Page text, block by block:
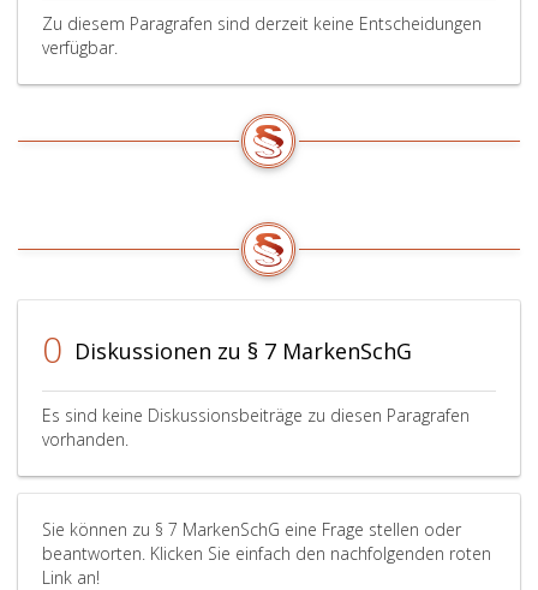
Marken
5,)
zur
Kennzeichnung
Waren
oder
Dienstleistungen
benutzt
(Paragraph
Zu diesem Paragrafen sind derzeit keine Entscheidungen
verfügbar.
0 Diskussionen zu § 7 MarkenSchG
Es sind keine Diskussionsbeiträge zu diesen Paragrafen
vorhanden.
Sie können zu § 7 MarkenSchG eine Frage stellen oder
beantworten. Klicken Sie einfach den nachfolgenden roten
Link an!